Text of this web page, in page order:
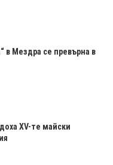
в Мездра се превърна в
XV-те майски